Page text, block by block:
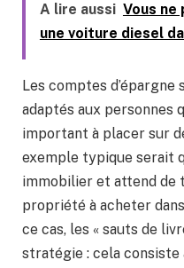
A lire aussi Vous ne
une voiture diesel
Les comptes
adaptés aux personnes
important à placer sur
exemple typique serait
immobilier et attend de
propriété à acheter
ce cas, les « sauts de
stratégie : cela consiste